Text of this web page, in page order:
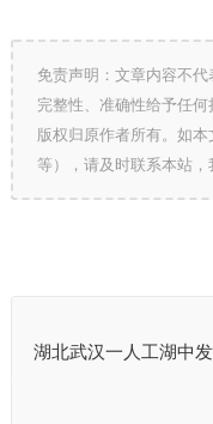
免责声明：文章内容不代
完整性、准确性给予任
版权归原作者所有。如
等），请及时联系本站，
湖北武汉一人工湖中